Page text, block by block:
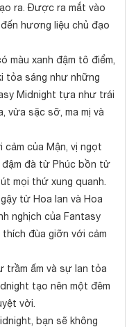
ra. Được ra mắt vào
hương liệu chủ đạo
màu xanh đậm tô điểm,
tỏa sáng như những
Midnight tựa như trái
vừa sặc sỡ, ma mị và
của Mận, vị ngọt
đậm đà từ Phúc bồn tử
mọi thứ xung quanh.
từ Hoa lan và Hoa
nghịch của Fantasy
thích đùa giỡn với cảm
trầm ấm và sự lan tỏa
tạo nên một đêm
vời.
bạn sẽ không